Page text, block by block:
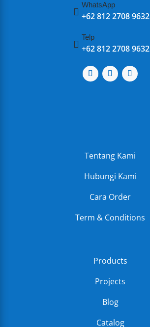

WhatsApp
+62 812 2708 9632

Telp
+62 812 2708 9632
Tentang Kami
Hubungi Kami
Cara Order
Term & Conditions
Products
Projects
Blog
Catalog